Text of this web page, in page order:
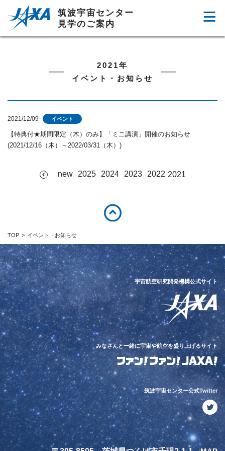
筑波宇宙センター
見学のご案内
2021年
イベント・お知らせ
2021/12/09 イベント
【特典付★期間限定（木）のみ】「ミニ講演」開催のお知らせ
(2021/12/16（木）～2022/03/31（木）)
new 2025 2024 2023 2022 2021
TOP イベント・お知らせ
宇宙航空研究開発機構公式サイト
みなさんと一緒に宇宙や航空を盛り上げるサイト
筑波宇宙センター公式Twitter